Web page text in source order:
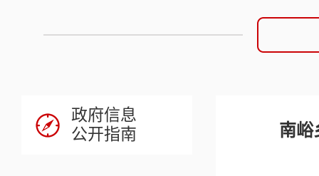
政府信息
公开指南
南峪